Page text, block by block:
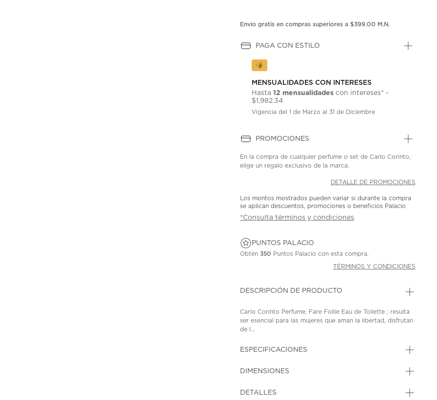
Envío gratis en compras superiores a $399.00 M.N.
PAGA CON ESTILO
MENSUALIDADES CON INTERESES
Hasta12 mensualidades con intereses* -
$1,982.34
Vigencia del 1 de Marzo al 31 de Diciembre
PROMOCIONES
En la compra de cualquier perfume o set de Carlo Corinto,
elige un regalo exclusivo de la marca.
DETALLE DE PROMOCIONES
Los montos mostrados pueden variar si durante la compra
se aplican descuentos, promociones o beneficios Palacio
*Consulta términos y condiciones
PUNTOS PALACIO
Obtén350 Puntos Palacio con esta compra.
TÉRMINOS Y CONDICIONES
DESCRIPCIÓN DE PRODUCTO
Carlo Corinto Perfume, Fare Follie Eau de Toilette ; resulta
ser esencial para las mujeres que aman la libertad, disfrutan
de l...
ESPECIFICACIONES
DIMENSIONES
DETALLES